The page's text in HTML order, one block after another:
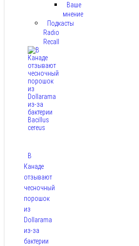
Ваше
мнение
Подкасты
Radio
Recall
В
Канаде
отзывают
чесночный
порошок
из
Dollarama
из-за
бактерии